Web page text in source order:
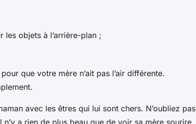
les objets à l’arrière-plan ;
que votre mère n’ait pas l’air différente.
avec les êtres qui lui sont chers. N’oubliez pas